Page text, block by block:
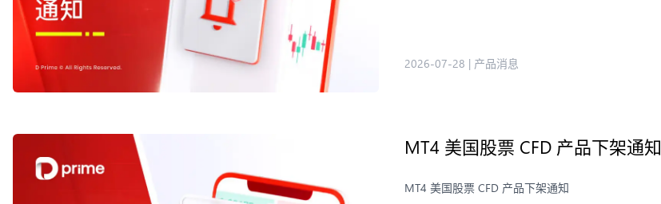
2026-07-28 | 产品消息
MT4 美国股票 CFD 产品下架通知
MT4 美国股票 CFD 产品下架通知